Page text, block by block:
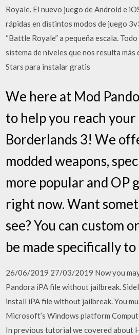
Royale. El nuevo juego de Android e
rápidas en distintos modos de juego
“Battle Royale” a pequeña escala.
sistema de niveles que nos resulta más
Stars para instalar gratis
We here at Mod
to help you reach your
Borderlands 3! We
modded weapons,
more popular and OP
right now. Want
see? You can custom
be made specifically
26/06/2019 27/03/2019 Now you
Pandora iPA file without jailbreak.
install iPA file without jailbreak. You
Microsoft’s Windows platform
In previous tutorial we covered about